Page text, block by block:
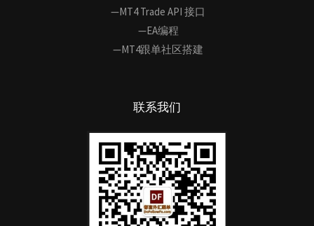
—MT4 Trade API 接口
—EA编程
—MT4跟单社区搭建
联系我们